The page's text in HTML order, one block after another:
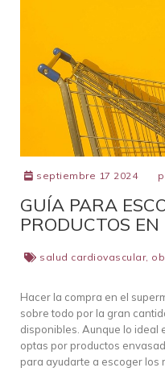
septiembre 17 2024
GUÍA PARA
PRODUCTOS
salud cardiovascular,
Hacer la compra en el
sobre todo por la gran
disponibles. Aunque lo ideal
optas por productos
para ayudarte a escoger los